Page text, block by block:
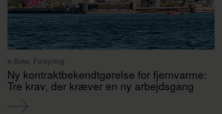
e-Boks, Forsyning
Ny kontraktbekendtgørelse for fjernvarme:
Tre krav, der kræver en ny arbejdsgang